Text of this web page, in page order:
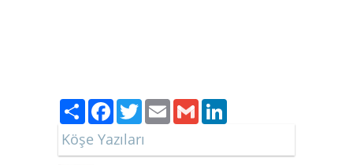
PaylaşFacebook
TwitterEmailGmail
Köşe Yazıları